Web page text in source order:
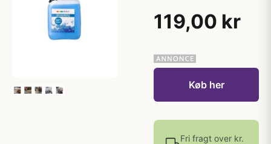
119,00 kr
Køb her
Fri fragt over kr.